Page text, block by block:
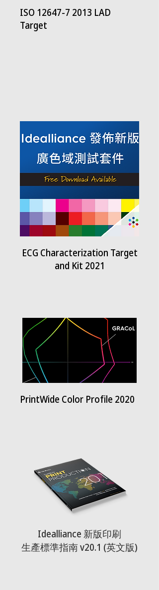
ISO 12647-7 2013 LAD
Target
ECG Characterization Target
and Kit 2021
PrintWide Color Profile 2020
Idealliance 新版印刷
生產標準指南 v20.1 (英文版)